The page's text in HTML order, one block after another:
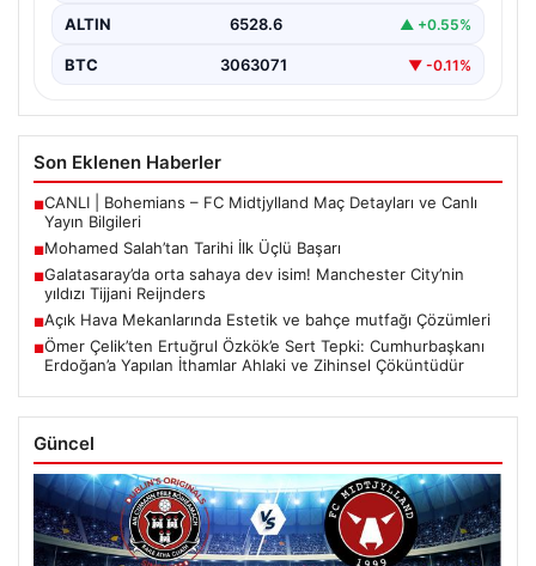
ALTIN 6528.6 ▲ +0.55%
BTC 3063071 ▼ -0.11%
Son Eklenen Haberler
■CANLI | Bohemians – FC Midtjylland Maç Detayları ve Canlı
Yayın Bilgileri
■Mohamed Salah’tan Tarihi İlk Üçlü Başarı
■Galatasaray’da orta sahaya dev isim! Manchester City’nin
yıldızı Tijjani Reijnders
■Açık Hava Mekanlarında Estetik ve bahçe mutfağı Çözümleri
■Ömer Çelik’ten Ertuğrul Özkök’e Sert Tepki: Cumhurbaşkanı
Erdoğan’a Yapılan İthamlar Ahlaki ve Zihinsel Çöküntüdür
Güncel